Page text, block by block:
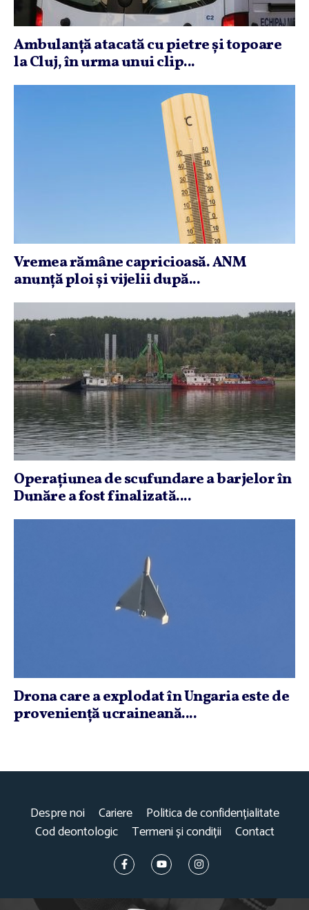
Ambulanţă atacată cu pietre şi topoare
la Cluj, în urma unui clip...
Vremea rămâne capricioasă. ANM
anunţă ploi şi vijelii după...
Operaţiunea de scufundare a barjelor în
Dunăre a fost finalizată....
Drona care a explodat în Ungaria este de
provenienţă ucraineană....
Despre noi Cariere
Politica de confidențialitate
Cod deontologic
Termeni și condiții Contact